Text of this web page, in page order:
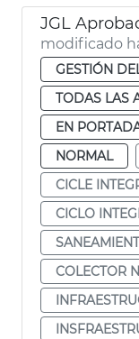
modificado
GESTIÓN
TODAS LAS
EN
NORMAL
CICLE
CICLO
COLECTOR